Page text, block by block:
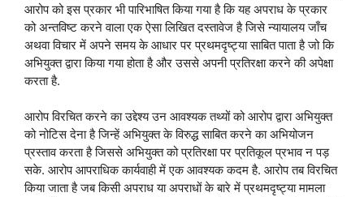
आरोप को इस प्रकार भी पारिभाषित किया गया है कि यह अपराध के प्रकार
को अन्तविष्ट करने वाला एक ऐसा लिखित दस्तावेज है जिसे न्यायालय जाँच
अथवा विचार में अपने समय के आधार पर प्रथमदृष्ट्या साबित पाता है जो कि
अभियुक्त द्वारा किया गया होता है और उससे अपनी प्रतिरक्षा करने की अपेक्षा
करता है.
आरोप विरचित करने का उद्देश्य उन आवश्यक तथ्यों को आरोप द्वारा अभियुक्त
को नोटिस देना है जिन्हें अभियुक्त के विरुद्ध साबित करने का अभियोजन
प्रस्ताव करता है जिससे अभियुक्त को प्रतिरक्षा पर प्रतिकूल प्रभाव न पड़
सके. आरोप आपराधिक कार्यवाही में एक आवश्यक कदम है. आरोप तब विरचित
किया जाता है जब किसी अपराध या अपराधों के बारे में प्रथमदृष्ट्या मामला